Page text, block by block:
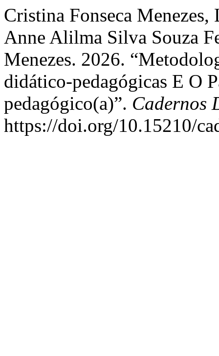
Cristina Fonseca
Anne Alilma Silva Souza
Menezes. 2026.
didático-pedagógicas E O
pedagógico(a)”. Cadernos
https://doi.org/10.15210/